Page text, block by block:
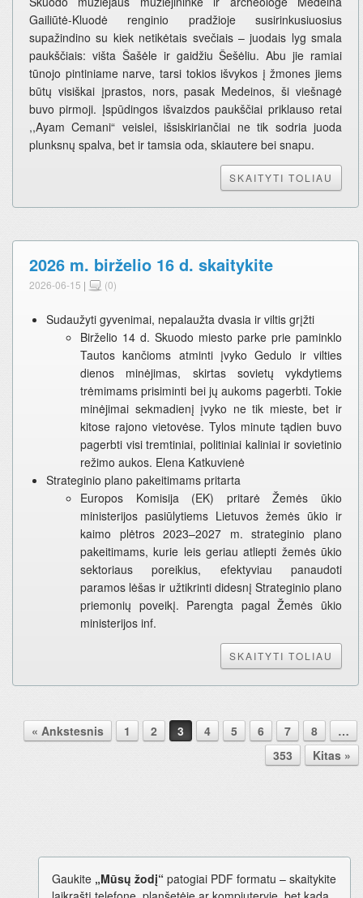
Gailiūtė-Kluodė renginio pradžioje susirinkusiuosius
supažindino su kiek netikėtais svečiais – juodais lyg smala
paukščiais: višta Šašėle ir gaidžiu Šešėliu. Abu jie ramiai
tūnojo pintiniame narve, tarsi tokios išvykos į žmones jiems
būtų visiškai įprastos, nors, pasak Medeinos, ši viešnagė
buvo pirmoji. Įspūdingos išvaizdos paukščiai priklauso retai
,,Ayam Cemani“ veislei, išsiskiriančiai ne tik sodria juoda
plunksnų spalva, bet ir tamsia oda, skiautere bei snapu.
SKAITYTI TOLIAU
2026 m. birželio 16 d. skaitykite
2026-06-15 | (0)
Sudaužyti gyvenimai, nepalaužta dvasia ir viltis grįžti
Birželio 14 d. Skuodo miesto parke prie paminklo
Tautos kančioms atminti įvyko Gedulo ir vilties
dienos minėjimas, skirtas sovietų vykdytiems
trėmimams prisiminti bei jų aukoms pagerbti. Tokie
minėjimai sekmadienį įvyko ne tik mieste, bet ir
kitose rajono vietovėse. Tylos minute tądien buvo
pagerbti visi tremtiniai, politiniai kaliniai ir sovietinio
režimo aukos. Elena Katkuvienė
Strateginio plano pakeitimams pritarta
Europos Komisija (EK) pritarė Žemės ūkio
ministerijos pasiūlytiems Lietuvos žemės ūkio ir
kaimo plėtros 2023–2027 m. strateginio plano
pakeitimams, kurie leis geriau atliepti žemės ūkio
sektoriaus poreikius, efektyviau panaudoti
paramos lėšas ir užtikrinti didesnį Strateginio plano
priemonių poveikį. Parengta pagal Žemės ūkio
ministerijos inf.
SKAITYTI TOLIAU
Pranešimo navigacija.
« Ankstesnis 1 2 3 4 5 6 7 8
…
353
Kitas »
Gaukite „Mūsų žodį“ patogiai PDF formatu – skaitykite